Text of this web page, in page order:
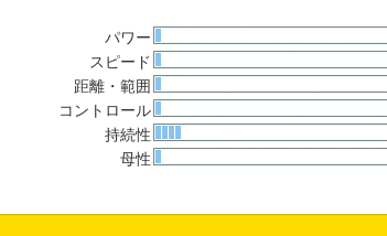
パワー
スピード
距離・範囲
コントロール
持続性
母性